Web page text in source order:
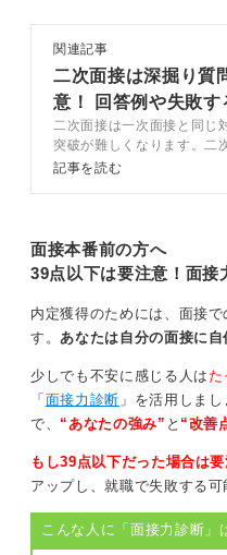
また、「入社したら、当
か？」といった、企業や
的な質問も増えるので、
が重要です。
企業の公式サイトや最新
し、自分のやりたいこと
そのうえで、心身のコン
です。十分な睡眠を取り
0
関連記事
二次面接は深掘り質
意！ 回答例や失敗す
生の特徴を解説
二次面接は一次面接と同じ
突破が難しくなります。二
特徴や評価基準を理解して
コンサルタントが解説しま
記事を読む
面接本番前の方へ
39点以下は要注意！面接
内定獲得のためには、面接
す。あなたは自分の面接に自
少しでも不安に感じる人は た
「 面接力診断 」を活用しま
で、 “あなたの強み” と “改善
もし39点以下だった場合は
アップし、就職で失敗する可
こんな人に「面接力診断」